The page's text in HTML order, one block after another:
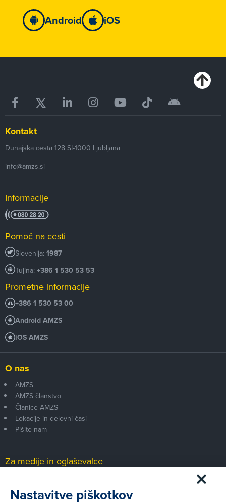
Android iOS
Kontakt
Dunajska cesta 128 SI-1000 Ljubljana
info@amzs.si
Informacije
Pomoč na cesti
Slovenija: 1987
Tujina: +386 1 530 53 53
Prometne informacije
+386 1 530 53 00
Android AMZS
iOS AMZS
O nas
AMZS
AMZS članstvo
Članice AMZS
Lokacije in delovni časi
Pišite nam
Za medije in oglaševalce
Nastavitve piškotkov